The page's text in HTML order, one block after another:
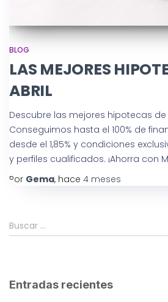
BLOG
LAS MEJORES
ABRIL
Descubre las mejores hipotecas de
Conseguimos hasta el 100% de
desde el 1,85% y condiciones
y perfiles cualificados. ¡Ahorra con
Por Gema, hace 4 meses
Buscar …
Entradas recientes